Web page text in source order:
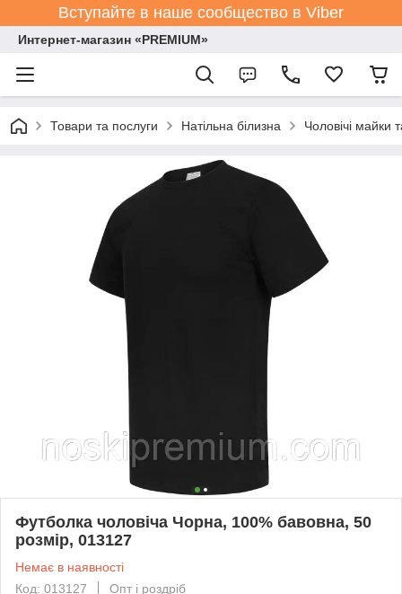
Вступайте в наше сообщество в Viber
Интернет-магазин «PREMIUM»
Товари та послуги Натільна білизна Чоловічі майки
Футболка чоловіча Чорна, 100% бавовна, 50
розмір, 013127
Немає в наявності
Код: 013127
Опт і роздріб